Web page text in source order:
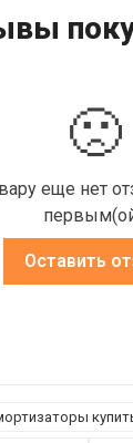
🙁
еще нет
Оставить